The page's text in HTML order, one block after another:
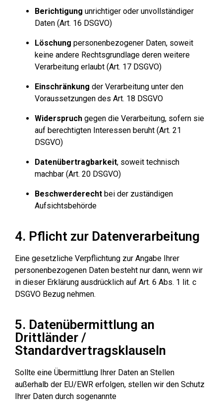
Berichtigung unrichtiger oder unvollständiger
Daten (Art. 16 DSGVO)
Löschung personenbezogener Daten, soweit
keine andere Rechtsgrundlage deren weitere
Verarbeitung erlaubt (Art. 17 DSGVO)
Einschränkung der Verarbeitung unter den
Voraussetzungen des Art. 18 DSGVO
Widerspruch gegen die Verarbeitung, sofern sie
auf berechtigten Interessen beruht (Art. 21
DSGVO)
Datenübertragbarkeit, soweit technisch
machbar (Art. 20 DSGVO)
Beschwerderecht bei der zuständigen
Aufsichtsbehörde
4. Pflicht zur Datenverarbeitung
Eine gesetzliche Verpflichtung zur Angabe Ihrer
personenbezogenen Daten besteht nur dann, wenn wir
in dieser Erklärung ausdrücklich auf Art. 6 Abs. 1 lit. c
DSGVO Bezug nehmen.
5. Datenübermittlung an
Drittländer /
Standardvertragsklauseln
Sollte eine Übermittlung Ihrer Daten an Stellen
außerhalb der EU/EWR erfolgen, stellen wir den Schutz
Ihrer Daten durch sogenannte